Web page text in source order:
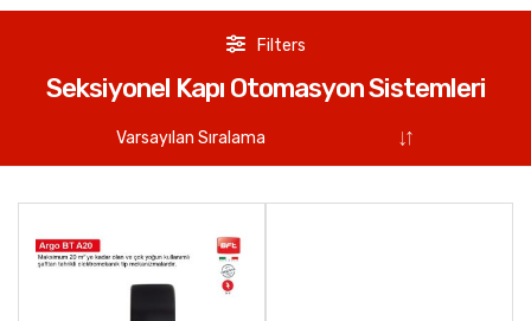
Filters
Seksiyonel Kapı Otomasyon Sistemleri